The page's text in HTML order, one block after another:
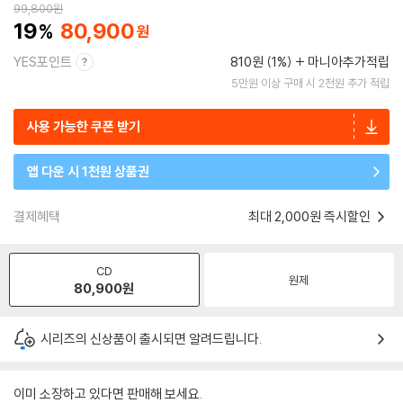
99,800원
19 80,900
YES포인트 810원 (1%) 마니아추가적립
5만원 이상 구매 시 2천원 추가 적립
사용 가능한 쿠폰 받기
앱 다운 시 1천원 상품권
결제혜택 최대 2,000원 즉시할인
CD
80,900원 원제
시리즈의 신상품이 출시되면 알려드립니다.
이미 소장하고 있다면 판매해 보세요.